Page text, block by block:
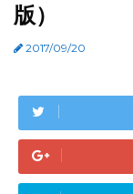
版）
2017/09/20